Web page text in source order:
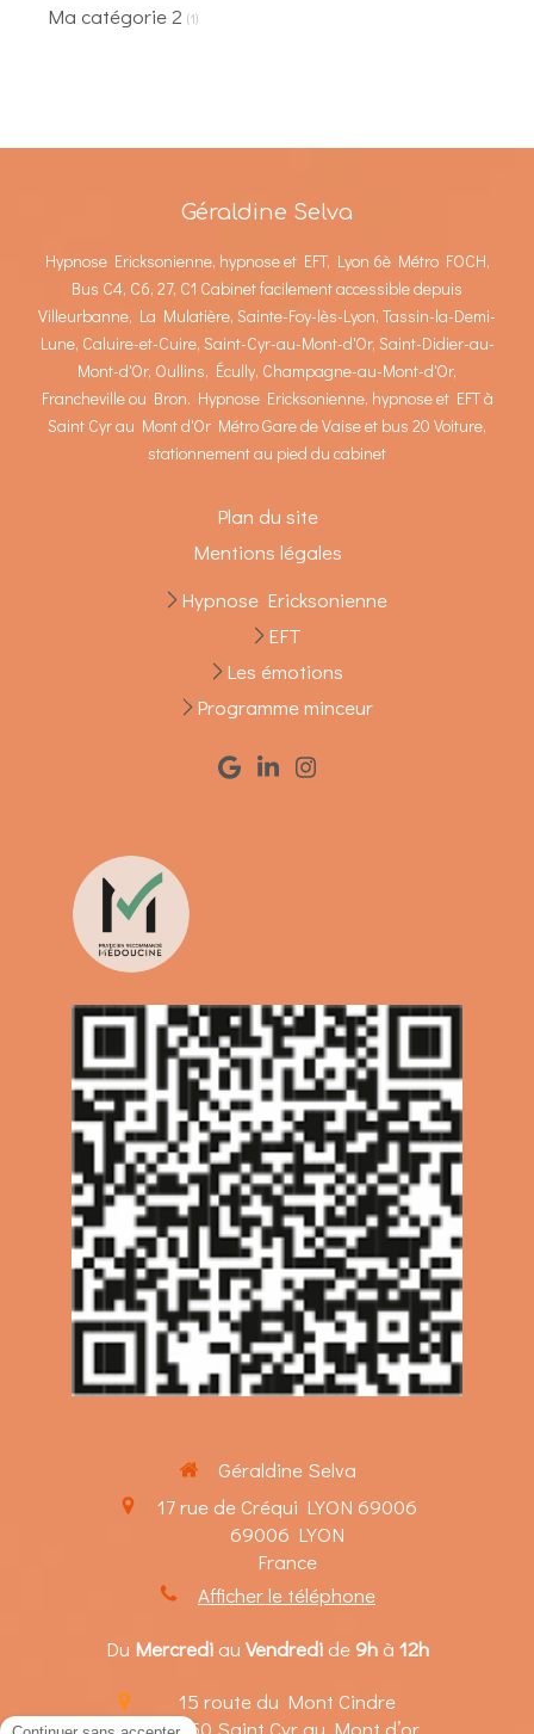
Ma catégorie 2 (1)
Géraldine Selva
Hypnose Ericksonienne, hypnose et EFT, Lyon 6è Métro FOCH,
Bus C4, C6, 27, C1 Cabinet facilement accessible depuis
Villeurbanne, La Mulatière, Sainte-Foy-lès-Lyon, Tassin-la-Demi-
Lune, Caluire-et-Cuire, Saint-Cyr-au-Mont-d'Or, Saint-Didier-au-
Mont-d'Or, Oullins, Écully, Champagne-au-Mont-d'Or,
Francheville ou Bron. Hypnose Ericksonienne, hypnose et EFT à
Saint Cyr au Mont d'Or Métro Gare de Vaise et bus 20 Voiture,
stationnement au pied du cabinet
Plan du site
Mentions légales
Hypnose Ericksonienne
EFT
Les émotions
Programme minceur
Géraldine Selva
17 rue de Créqui LYON 69006
69006 LYON
France
Afficher le téléphone
Du Mercrediau Vendredide 9hà 12h
15 route du Mont Cindre